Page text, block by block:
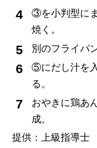
③を小判型に
焼く。
別のフライパ
⑤にだし汁を
る。
おやきに鶏あ
成。
提供：上級指導士